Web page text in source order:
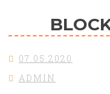
07.05.2020
ADMIN